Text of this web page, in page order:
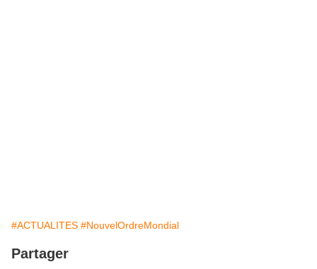
#ACTUALITES #NouvelOrdreMondial
Partager